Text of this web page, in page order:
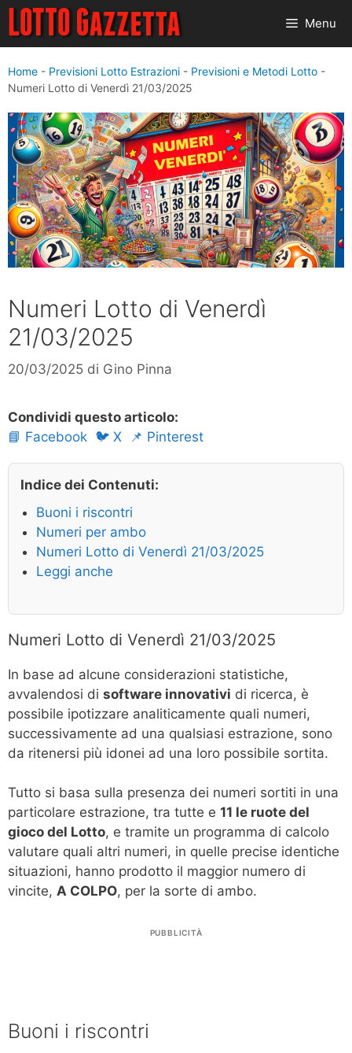
Vai
contenuto
Menu
Home - Previsioni Lotto Estrazioni - Previsioni e Metodi Lotto -
Numeri Lotto di Venerdì 21/03/2025
Numeri Lotto di Venerdì
21/03/2025
20/03/2025 di Gino Pinna
Condividi questo articolo:
📘 Facebook 🐦 X 📌 Pinterest
Indice dei Contenuti:
Buoni i riscontri
Numeri per ambo
Numeri Lotto di Venerdì 21/03/2025
Leggi anche
Numeri Lotto di Venerdì 21/03/2025
In base ad alcune considerazioni statistiche,
avvalendosi di software innovativi di ricerca, è
possibile ipotizzare analiticamente quali numeri,
successivamente ad una qualsiasi estrazione, sono
da ritenersi più idonei ad una loro possibile sortita.
Tutto si basa sulla presenza dei numeri sortiti in una
particolare estrazione, tra tutte e 11 le ruote del
gioco del Lotto, e tramite un programma di calcolo
valutare quali altri numeri, in quelle precise identiche
situazioni, hanno prodotto il maggior numero di
vincite, A COLPO, per la sorte di ambo.
PUBBLICITÀ
Buoni i riscontri